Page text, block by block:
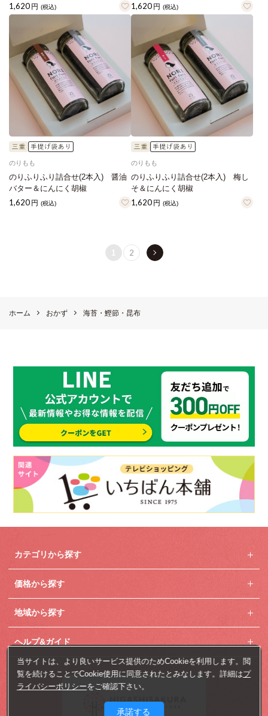
1,620 円 (税込) 1,620 円 (税込)
のりもも
のりふりふり詰合せ(2本入) 醤油
バター＆にんにく胡椒
1,620 円 (税込)
のりもも
のりふりふり詰合せ(2本入) 梅し
そ＆にんにく胡椒
1,620 円 (税込)
1 2
ホーム おかず 海苔・鰹節・昆布
カテゴリから探す
価格から探す
地域から探す
ヘルプ&ガイド
当サイトは、より良いサービス提供のためCookieを利用します。閲
覧を続けることでCookie使用に同意されたとみなします。詳細はプ
ライバシーポリシーをご確認下さい。
承諾する